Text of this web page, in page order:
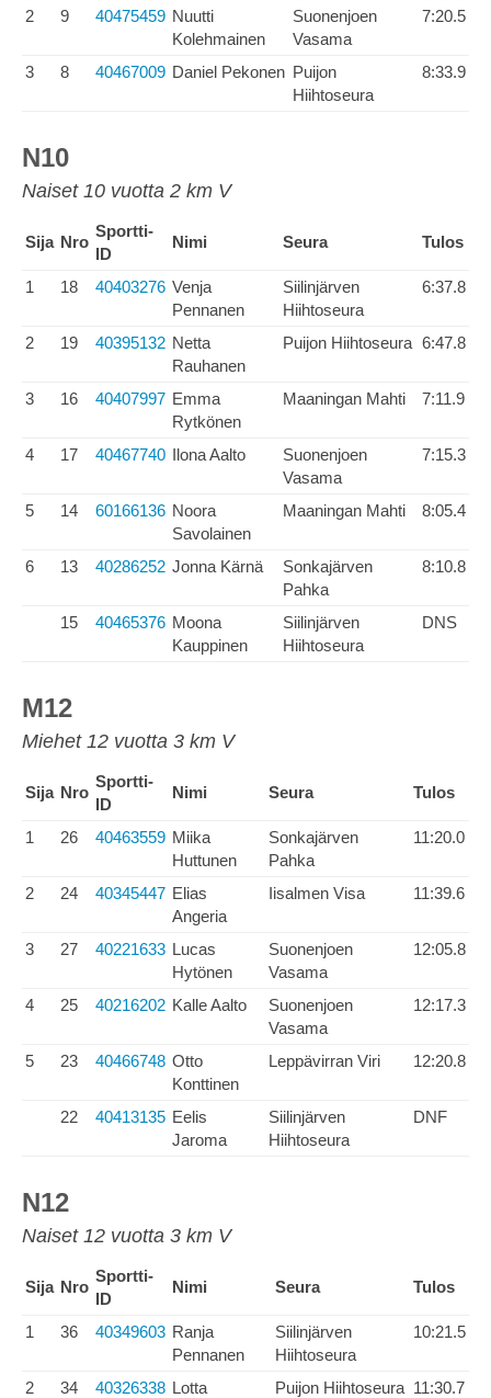
2 9 40475459 Nuutti
Kolehmainen
Suonenjoen
Vasama
7:20.5
3 8 40467009 Daniel Pekonen Puijon
Hiihtoseura
8:33.9
N10
Naiset 10 vuotta 2 km V
Sija Nro
Sportti-
ID
Nimi Seura Tulos
1 18 40403276 Venja
Pennanen
Siilinjärven
Hiihtoseura
6:37.8
2 19 40395132 Netta
Rauhanen
Puijon Hiihtoseura 6:47.8
3 16 40407997 Emma
Rytkönen
Maaningan Mahti 7:11.9
4 17 40467740 Ilona Aalto
Suonenjoen
Vasama
7:15.3
5 14 60166136 Noora
Savolainen
Maaningan Mahti 8:05.4
6 13 40286252 Jonna Kärnä
Sonkajärven
Pahka
8:10.8
15 40465376 Moona
Kauppinen
Siilinjärven
Hiihtoseura
DNS
M12
Miehet 12 vuotta 3 km V
Sija Nro
Sportti-
ID
Nimi Seura Tulos
1 26 40463559 Miika
Huttunen
Sonkajärven
Pahka
11:20.0
2 24 40345447 Elias
Angeria
Iisalmen Visa 11:39.6
3 27 40221633 Lucas
Hytönen
Suonenjoen
Vasama
12:05.8
4 25 40216202 Kalle Aalto
Suonenjoen
Vasama
12:17.3
5 23 40466748 Otto
Konttinen
Leppävirran Viri 12:20.8
22 40413135 Eelis
Jaroma
Siilinjärven
Hiihtoseura
DNF
N12
Naiset 12 vuotta 3 km V
Sija Nro
Sportti-
ID
Nimi Seura Tulos
1 36 40349603 Ranja
Pennanen
Siilinjärven
Hiihtoseura
10:21.5
2 34 40326338 Lotta
Puijon Hiihtoseura 11:30.7